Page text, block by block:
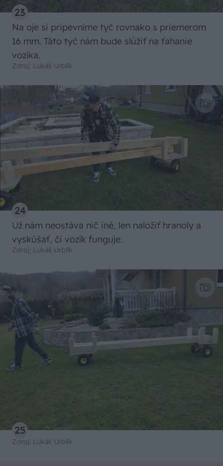
23
Na oje si pripevníme tyč rovnako s priemerom
16 mm. Táto tyč nám bude slúžiť na ťahanie
vozíka.
Zdroj: Lukáš Urblík
24
Už nám neostáva nič iné, len naložiť hranoly a
vyskúšať, či vozík funguje.
Zdroj: Lukáš Urblík
25
Zdroj: Lukáš Urblík